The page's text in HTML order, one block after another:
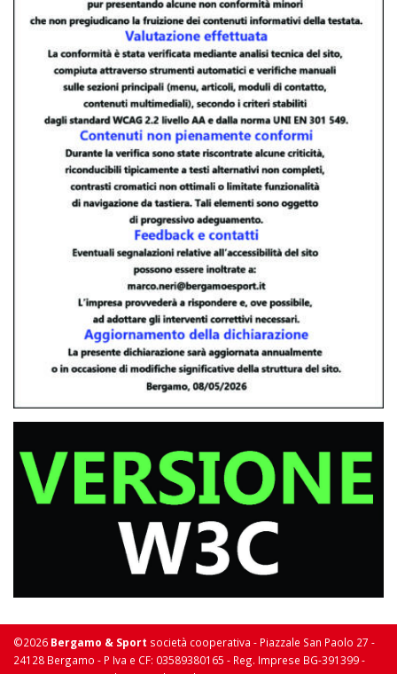
©2026 Bergamo & Sport società cooperativa - Piazzale San Paolo 27 -
24128 Bergamo - P Iva e CF: 03589380165 - Reg. Imprese BG-391399 -